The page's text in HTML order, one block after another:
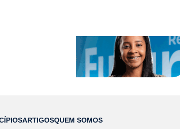
ARTIGOSQUEM SOMOS